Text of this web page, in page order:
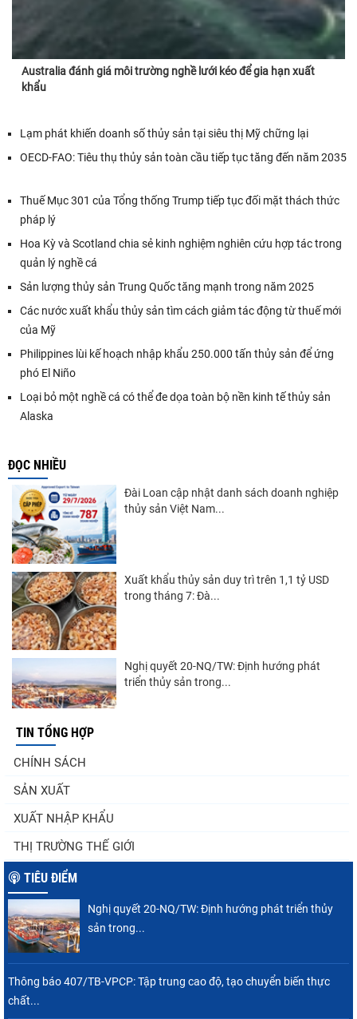
Australia đánh giá môi trường nghề lưới kéo để gia hạn xuất
khẩu
Lạm phát khiến doanh số thủy sản tại siêu thị Mỹ chững lại
OECD-FAO: Tiêu thụ thủy sản toàn cầu tiếp tục tăng đến năm 2035
Thuế Mục 301 của Tổng thống Trump tiếp tục đối mặt thách thức
pháp lý
Hoa Kỳ và Scotland chia sẻ kinh nghiệm nghiên cứu hợp tác trong
quản lý nghề cá
Sản lượng thủy sản Trung Quốc tăng mạnh trong năm 2025
Các nước xuất khẩu thủy sản tìm cách giảm tác động từ thuế mới
của Mỹ
Philippines lùi kế hoạch nhập khẩu 250.000 tấn thủy sản để ứng
phó El Niño
Loại bỏ một nghề cá có thể đe dọa toàn bộ nền kinh tế thủy sản
Alaska
ĐỌC NHIỀU
Đài Loan cập nhật danh sách doanh nghiệp
thủy sản Việt Nam...
Xuất khẩu thủy sản duy trì trên 1,1 tỷ USD
trong tháng 7: Đà...
Nghị quyết 20-NQ/TW: Định hướng phát
triển thủy sản trong...
Thuế Mục 301 và bài toán thích ứng của
tôm Việt tại thị...
Nguồn cung giảm, giá cá rô phi Trung Quốc
TIN TỔNG HỢP
CHÍNH SÁCH
SẢN XUẤT
XUẤT NHẬP KHẨU
THỊ TRƯỜNG THẾ GIỚI
TIÊU ĐIỂM
Nghị quyết 20-NQ/TW: Định hướng phát triển thủy
sản trong...
Thông báo 407/TB-VPCP: Tập trung cao độ, tạo chuyển biến thực
chất...